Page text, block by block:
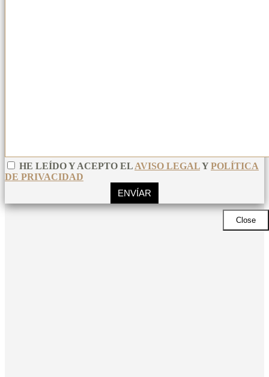
HE LEÍDO Y ACEPTO EL AVISO LEGALY POLÍTICA
DE PRIVACIDAD
Close